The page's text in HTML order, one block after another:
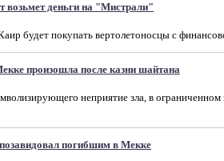
возьмет деньги на "Мистрали"
будет покупать вертолетоносцы с
произошла после казни шайтана
неприятие зла, в
погибшим в Мекке